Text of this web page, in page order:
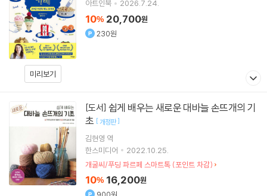
미리보기
아트인북
2026.7.24.
10% 20,700원
230원
[도서]
초 [개정판]
김현영 역
한스미디어
2022.10.25.
개굴씨/푸딩 파르페 스마트톡 (포인트 차감)
10% 16,200원